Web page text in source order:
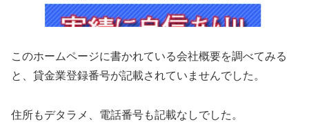
このホームページに書かれている会社概要を調べてみる
と、貸金業登録番号が記載されていませんでした。
住所もデタラメ、電話番号も記載なしでした。